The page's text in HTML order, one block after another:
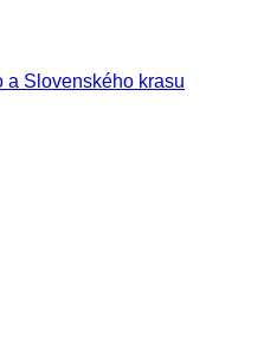
a Slovenského krasu